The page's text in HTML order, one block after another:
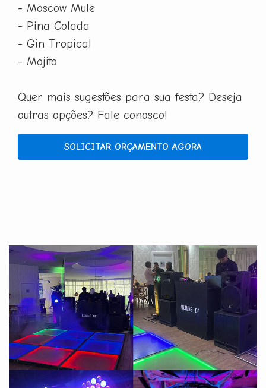
- Moscow Mule
- Pina Colada
- Gin Tropical
- Mojito
Quer mais sugestões para sua festa? Deseja
outras opções? Fale conosco!
SOLICITAR ORÇAMENTO AGORA